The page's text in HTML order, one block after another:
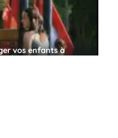
vos enfants à